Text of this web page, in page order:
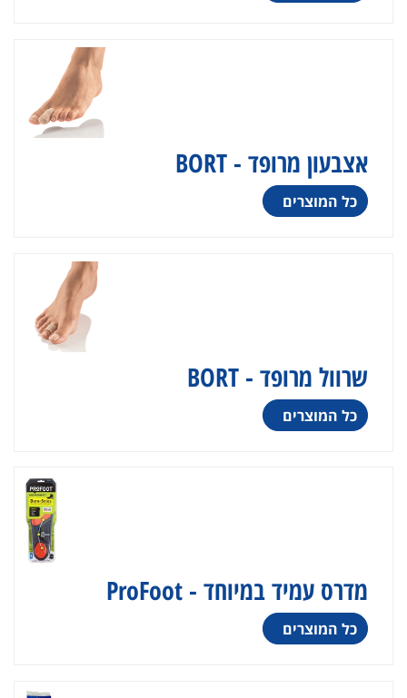
אצבעון מרופד - BORT
כל המוצרים
שרוול מרופד - BORT
כל המוצרים
מדרס עמיד במיוחד - ProFoot
כל המוצרים